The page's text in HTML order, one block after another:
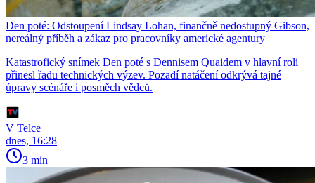
Den poté: Odstoupení Lindsay Lohan, finančně nedostupný Gibson,
nereálný příběh a zákaz pro pracovníky americké agentury
Katastrofický snímek Den poté s Dennisem Quaidem v hlavní roli
přinesl řadu technických výzev. Pozadí natáčení odkrývá tajné
úpravy scénáře i posměch vědců.
V Telce
dnes, 16:28
3 min